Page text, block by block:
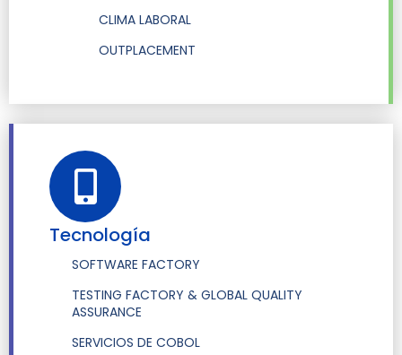
CLIMA LABORAL
OUTPLACEMENT
Tecnología
SOFTWARE FACTORY
TESTING FACTORY & GLOBAL QUALITY
ASSURANCE
SERVICIOS DE COBOL